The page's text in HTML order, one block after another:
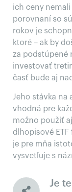
ich ceny nemali
porovnaní so
rokov je
ktoré – ak by
za podstúpené
investovať
časť bude aj
Jeho stávka na
vhodná pre
možno použiť
dlhopisové
je pre mňa
vysvetľuje s
Je